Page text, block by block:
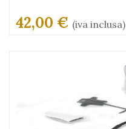
42,00 € (iva inclusa)